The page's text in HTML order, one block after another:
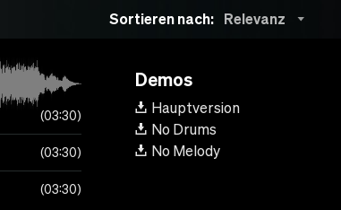
Sortieren nach: Relevanz
03:30
03:30
03:30
Demos
Hauptversion
No Drums
No Melody